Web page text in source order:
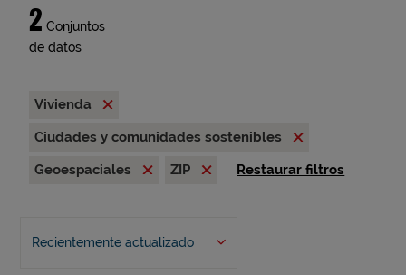
2 Conjuntos
de datos
Vivienda
Ciudades y comunidades sostenibles
Geoespaciales
ZIP Restaurar filtros
Recientemente actualizado